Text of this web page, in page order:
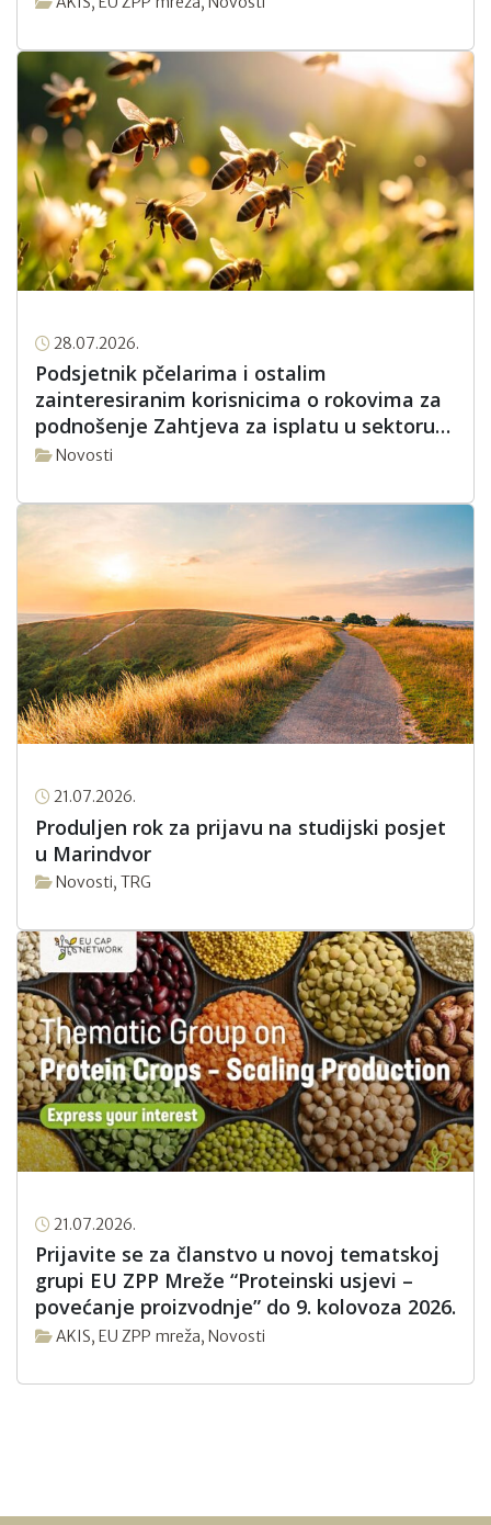
28.07.2026.
Podsjetnik pčelarima i ostalim
zainteresiranim korisnicima o rokovima za
podnošenje Zahtjeva za isplatu u sektoru
pčelarstva za intervencijsku godinu 2026.
Novosti
21.07.2026.
Produljen rok za prijavu na studijski posjet
u Marindvor
Novosti, TRG
21.07.2026.
Prijavite se za članstvo u novoj tematskoj
grupi EU ZPP Mreže “Proteinski usjevi –
povećanje proizvodnje” do 9. kolovoza 2026.
AKIS, EU ZPP mreža, Novosti